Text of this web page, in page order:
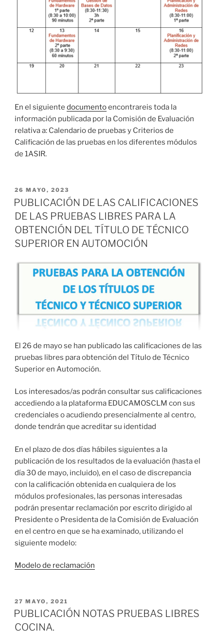
En el siguiente documentoencontrareis toda la
información publicada por la Comisión de Evaluación
relativa a: Calendario de pruebas y Criterios de
Calificación de las pruebas en los diferentes módulos
de 1ASIR.
PUBLICADO
EL
26 MAYO, 2023
PUBLICACIÓN DE LAS CALIFICACIONES
DE LAS PRUEBAS LIBRES PARA LA
OBTENCIÓN DEL TÍTULO DE TÉCNICO
SUPERIOR EN AUTOMOCIÓN
El 26 de mayo se han publicado las calificaciones de las
pruebas libres para obtención del Título de Técnico
Superior en Automoción.
Los interesados/as podrán consultar sus calificaciones
accediendo a la plataforma EDUCAMOSCLM con sus
credenciales o acudiendo presencialmente al centro,
donde tendrán que acreditar su identidad
En el plazo de dos días hábiles siguientes a la
publicación de los resultados de la evaluación (hasta el
día 30 de mayo, incluido), en el caso de discrepancia
con la calificación obtenida en cualquiera de los
módulos profesionales, las personas interesadas
podrán presentar reclamación por escrito dirigido al
Presidente o Presidenta de la Comisión de Evaluación
en el centro en que se ha examinado, utilizando el
siguiente modelo:
Modelo de reclamación
PUBLICADO
EL
27 MAYO, 2021
PUBLICACIÓN NOTAS PRUEBAS LIBRES
COCINA.